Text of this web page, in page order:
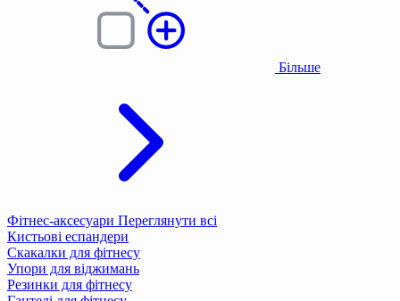
Більше
Фітнес-аксесуари Переглянути всі
Кистьові еспандери
Скакалки для фітнесу
Упори для віджимань
Резинки для фітнесу